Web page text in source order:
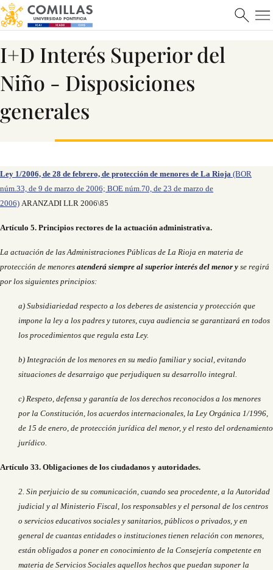
I+D Interés Superior del
Niño - Disposiciones
generales
Ley 1/2006, de 28 de febrero, de protección de menores de La Rioja (BOR
núm.33, de 9 de marzo de 2006; BOE núm.70, de 23 de marzo de
2006) ARANZADI LLR 2006\85
Artículo 5. Principios rectores de la actuación administrativa.
La actuación de las Administraciones Públicas de La Rioja en materia de
protección de menores atenderá siempre al superior interés del menor y se regirá
por los siguientes principios:
a) Subsidiariedad respecto a los deberes de asistencia y protección que
impone la ley a los padres y tutores, cuya audiencia se garantizará en todos
los procedimientos que regula esta Ley.
b) Integración de los menores en su medio familiar y social, evitando
situaciones de desarraigo que perjudiquen su desarrollo integral.
c) Respeto, defensa y garantía de los derechos reconocidos a los menores
por la Constitución, los acuerdos internacionales, la Ley Orgánica 1/1996,
de 15 de enero, de protección jurídica del menor, y el resto del ordenamiento
jurídico.
Artículo 33. Obligaciones de los ciudadanos y autoridades.
2. Sin perjuicio de su comunicación, cuando sea procedente, a la Autoridad
judicial y al Ministerio Fiscal, los responsables y el personal de los centros
o servicios educativos sociales y sanitarios, públicos o privados, y en
general de cuantas entidades o instituciones tienen relación con menores,
están obligados a poner en conocimiento de la Consejería competente en
materia de Servicios Sociales aquellos hechos que puedan suponer la